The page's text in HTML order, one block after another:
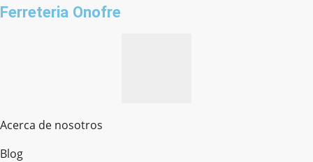
Ferreteria Onofre
Acerca de nosotros
Blog